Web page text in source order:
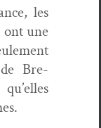
les
ont une
de Bre­